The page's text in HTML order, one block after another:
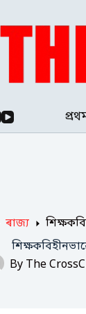
ৰাজ্য
By The